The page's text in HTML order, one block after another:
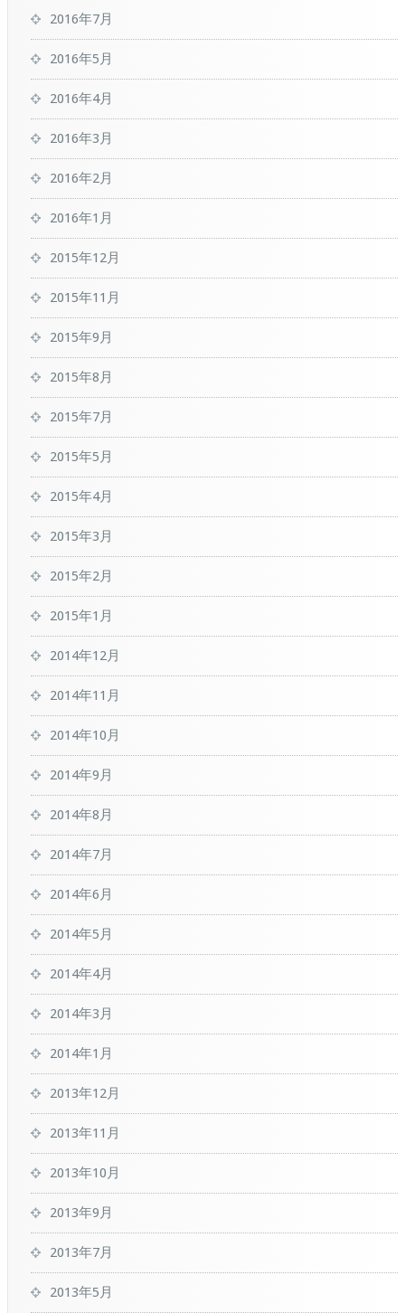
2016年7月
2016年5月
2016年4月
2016年3月
2016年2月
2016年1月
2015年12月
2015年11月
2015年9月
2015年8月
2015年7月
2015年5月
2015年4月
2015年3月
2015年2月
2015年1月
2014年12月
2014年11月
2014年10月
2014年9月
2014年8月
2014年7月
2014年6月
2014年5月
2014年4月
2014年3月
2014年1月
2013年12月
2013年11月
2013年10月
2013年9月
2013年7月
2013年5月